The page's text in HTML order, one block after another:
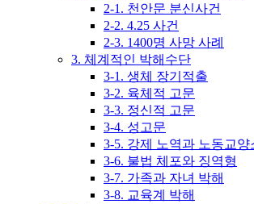
2-1. 천안문 분신사건
2-2. 4.25 사건
2-3. 1400명 사망 사례
3. 체계적인 박해수단
3-1. 생체 장기적출
3-2. 육체적 고문
3-3. 정신적 고문
3-4. 성고문
3-5. 강제 노역과 노동교양
3-6. 불법 체포와 징역형
3-7. 가족과 자녀 박해
3-8. 교육계 박해